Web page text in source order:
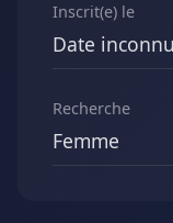
Inscrit(e) le
Date
Recherche
Femme